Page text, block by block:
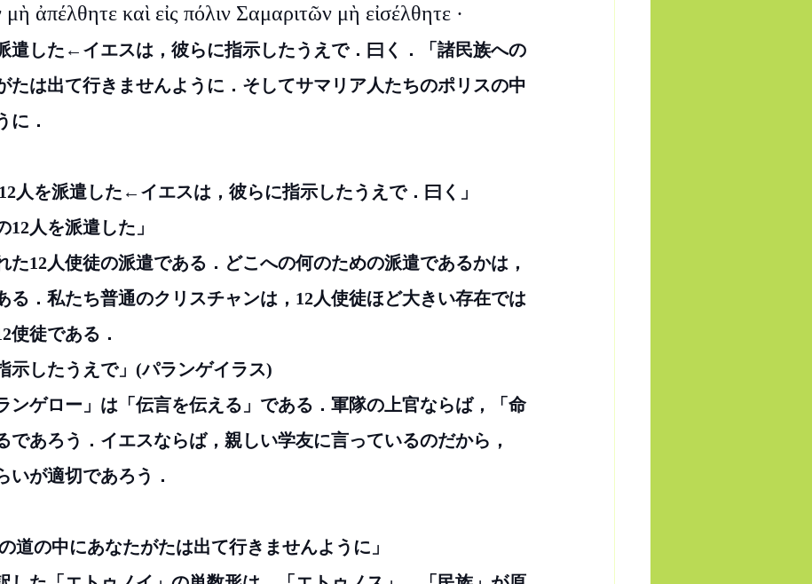
ἀπέλθητε καὶ εἰς πόλιν Σαμαριτῶν μὴ εἰσέλθητε ·
遣した←イエスは，彼らに指示したうえで．曰く．「諸民族への
たは出て行きませんように．そしてサマリア人たちのポリスの中
に．
人を派遣した←イエスは，彼らに指示したうえで．曰く」
12人を派遣した」
12人使徒の派遣である．どこへの何のための派遣であるかは，
る．私たち普通のクリスチャンは，12人使徒ほど大きい存在では
使徒である．
示したうえで」(パランゲイラス)
ゲロー」は「伝言を伝える」である．軍隊の上官ならば，「命
であろう．イエスならば，親しい学友に言っているのだから，
いが適切であろう．
道の中にあなたがたは出て行きませんように」